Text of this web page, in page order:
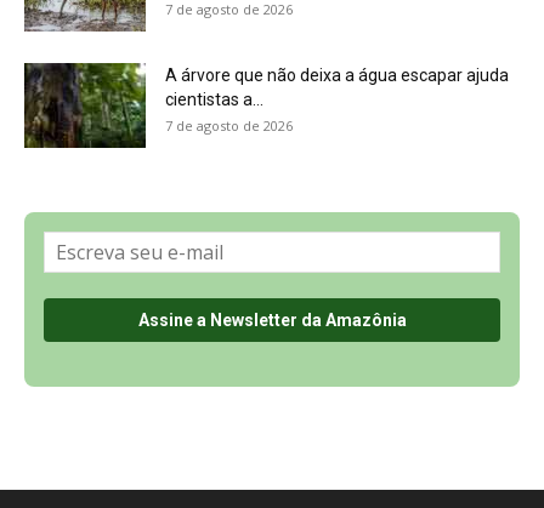
Política de Privacidade, LGPD e RGPD
Últimas Notícias
🌎 Español
©